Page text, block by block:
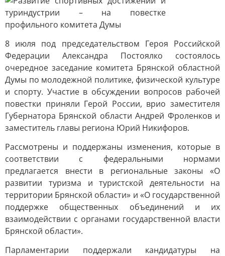
8 июля под председательством Героя Российской
Федерации Александра Постоялко состоялось
очередное заседание комитета Брянской областной
Думы по молодежной политике, физической культуре
и спорту. Участие в обсуждении вопросов рабочей
повестки приняли Герой России, врио заместителя
Губернатора Брянской области Андрей Фроленков и
заместитель главы региона Юрий Никифоров.
Рассмотрены и поддержаны изменения, которые в
соответствии с федеральными нормами
предлагается внести в региональные законы «О
развитии туризма и туристской деятельности на
территории Брянской области» и «О государственной
поддержке общественных объединений и их
взаимодействии с органами государственной власти
Брянской области».
Парламентарии поддержали кандидатуры на